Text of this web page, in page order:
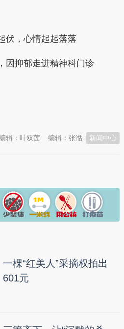
，心情起起落落
抑郁走进精神科门诊
新闻中心
编辑：张湉
辑：叶双莲
一棵“红美人”采摘权拍出
601元